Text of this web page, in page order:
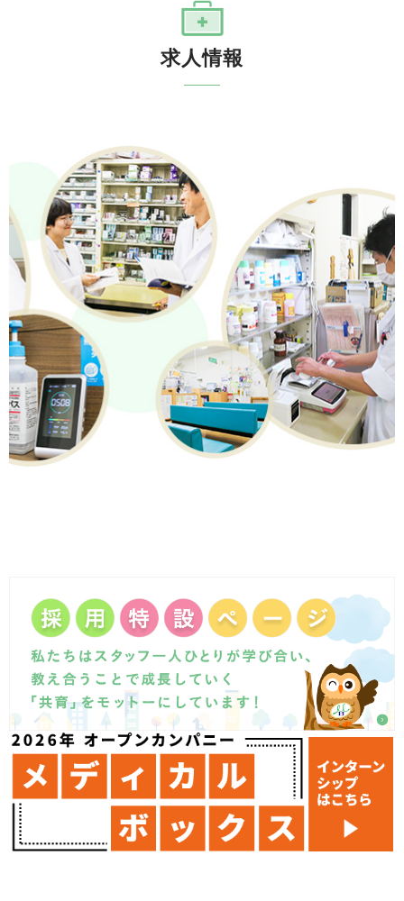
求人情報